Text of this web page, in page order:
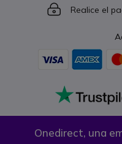
Icon
Realice el
Onedirect, una